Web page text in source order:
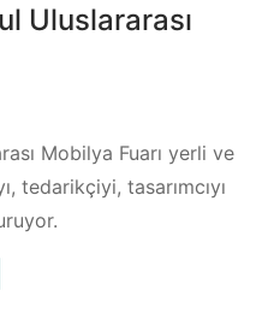
Uluslararası
Mobilya Fuarı yerli ve
tedarikçiyi, tasarımcıyı